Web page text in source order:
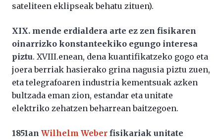
sateliteen eklipseak behatu zituen).
XIX. mende erdialdera arte ez zen fisikaren
oinarrizko konstanteekiko egungo interesa
piztu. XVIII.enean, dena kuantifikatzeko gogo eta
joera berriak hasierako grina nagusia piztu zuen,
eta telegrafoaren industria kementsuak azken
bultzada eman zion, estandar eta unitate
elektriko zehatzen beharrean baitzegoen.
1851an Wilhelm Weber fisikariak unitate